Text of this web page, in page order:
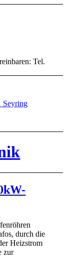
Tel.
durch die
Heizstrom
zur